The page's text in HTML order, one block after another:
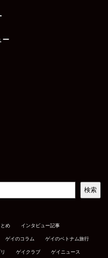
ー
検索
とめ インタビュー記事
ゲイのコラム ゲイのベトナム旅行
ゲイクラブ ゲイニュース